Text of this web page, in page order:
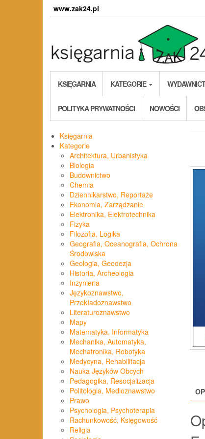
www.zak24.pl
KSIĘGARNIA KATEGORIE
POLITYKA PRYWATNOŚCI NOWOŚCI
Księgarnia
Kategorie
Architektura, Urbanistyka
Biologia
Budownictwo
Chemia
Dziennikarstwo, Reportaże
Ekonomia, Zarządzanie
Elektronika, Elektrotechnika
Fizyka
Filozofia, Logika
Geografia, Oceanografia, Ochrona
Środowiska
Geologia, Geodezja
Historia, Archeologia
Inżynieria
Językoznawstwo,
Przekładoznawstwo
Literaturoznawstwo
Mapy
Matematyka, Informatyka
Mechanika, Automatyka,
Mechatronika, Robotyka
Medycyna, Rehabilitacja
Nauka Języków Obcych
Pedagogika, Resocjalizacja
Politologia, Medioznawstwo
Prawo
Psychologia, Psychoterapia
Rachunkowość, Księgowość
Religia